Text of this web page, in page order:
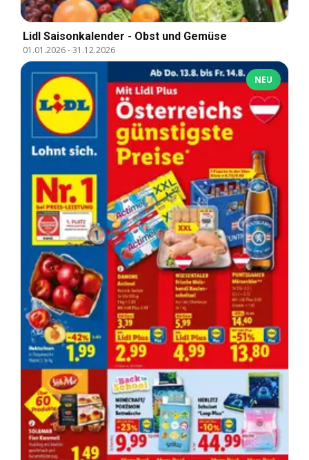
Lidl Saisonkalender - Obst und Gemüse
01.01.2026-31.12.2026
NEU